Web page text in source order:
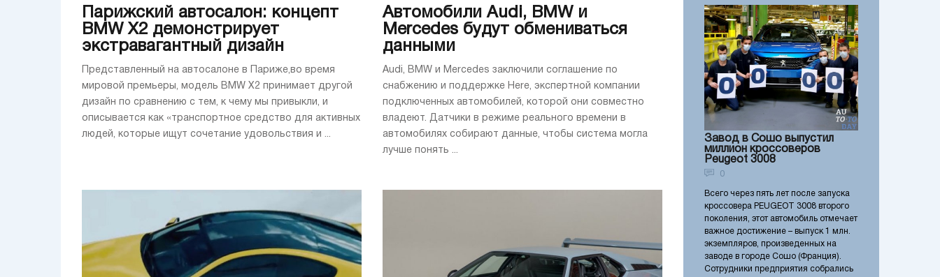
Парижский автосалон: концепт
BMW X2 демонстрирует
экстравагантный дизайн
Представленный на автосалоне в Париже,во время
мировой премьеры, модель BMW X2 принимает другой
дизайн по сравнению с тем, к чему мы привыкли, и
описывается как «транспортное средство для активных
людей, которые ищут сочетание удовольствия и ...
Автомобили Audi, BMW и
Mercedes будут обмениваться
данными
Audi, BMW и Mercedes заключили соглашение по
снабжению и поддержке Here, экспертной компании
подключенных автомобилей, которой они совместно
владеют. Датчики в режиме реального времени в
автомобилях собирают данные, чтобы система могла
лучше понять ...
Завод в Сошо выпустил
миллион кроссоверов
Peugeot 3008
0
Всего через пять лет после запуска
кроссовера PEUGEOT 3008 второго
поколения, этот автомобиль отмечает
важное достижение – выпуск 1 млн.
экземпляров, произведенных на
заводе в городе Сошо (Франция).
Сотрудники предприятия собрались